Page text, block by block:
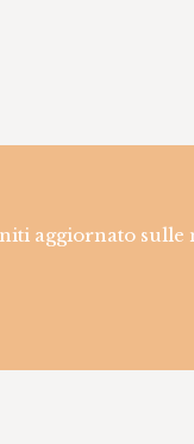
aggiornato sulle